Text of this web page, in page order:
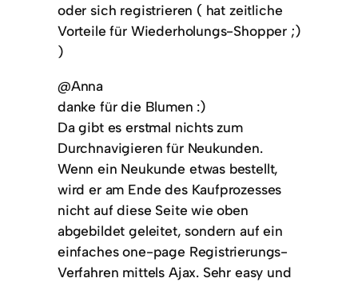
oder sich registrieren ( hat zeitliche
Vorteile für Wiederholungs-Shopper ;)
)
@Anna
danke für die Blumen :)
Da gibt es erstmal nichts zum
Durchnavigieren für Neukunden.
Wenn ein Neukunde etwas bestellt,
wird er am Ende des Kaufprozesses
nicht auf diese Seite wie oben
abgebildet geleitet, sondern auf ein
einfaches one-page Registrierungs-
Verfahren mittels Ajax. Sehr easy und